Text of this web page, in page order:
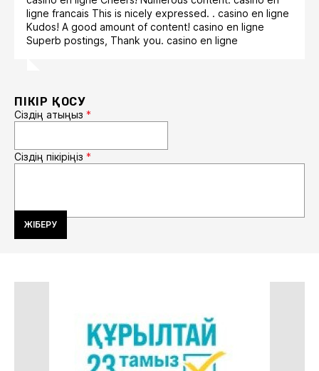
ligne francais This is nicely expressed. . casino en ligne
Kudos! A good amount of content! casino en ligne
Superb postings, Thank you. casino en ligne
ПІКІР ҚОСУ
Сіздің атыңыз *
Сіздің пікіріңіз *
ЖІБЕРУ